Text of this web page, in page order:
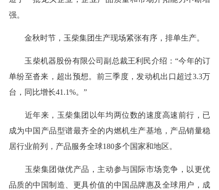
强。
金秋时节，玉柴集团生产现场紧张有序，排单生产。
玉柴机器股份有限公司副总裁王利民介绍：“今年的订
单纷至沓来，超出预想。前三季度，发动机出口超过3.3万
台，同比增长41.1%。”
近年来，玉柴集团以年均两位数的速度高速前行，已
成为中国产品型谱最齐全的内燃机生产基地，产品销量稳
居行业前列，产品服务全球180多个国家和地区。
玉柴集团做优产品，主动参与国际市场竞争，以更优
品质的中国制造、更具价值的中国品牌惠及全球用户，成